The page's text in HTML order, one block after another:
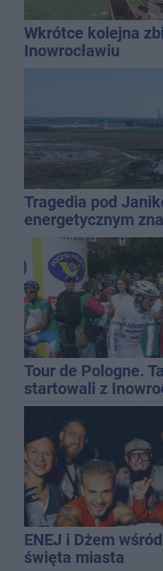
Wkrótce kolejna
Inowrocławiu
Tragedia pod
energetycznym
mężczyzny
Tour de Pologne.
startowali z
ENEJ i Dżem
święta miasta